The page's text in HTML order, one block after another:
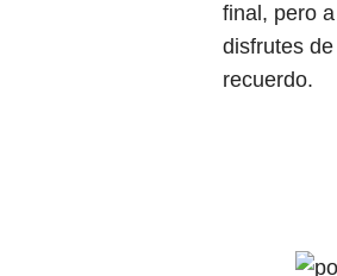
final, pero
disfrutes
recuerdo.